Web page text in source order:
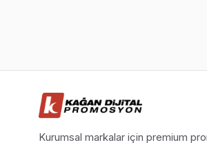
Kurumsal markalar için premium